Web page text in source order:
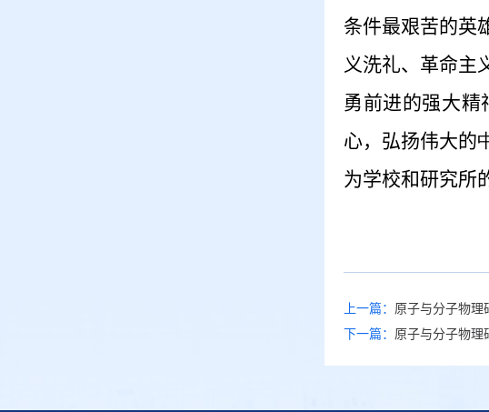
条件最艰苦的英
义洗礼、革命主
勇前进的强大精
心，弘扬伟大的
为学校和研究所
上一篇： 原子与分子物理
下一篇： 原子与分子物理